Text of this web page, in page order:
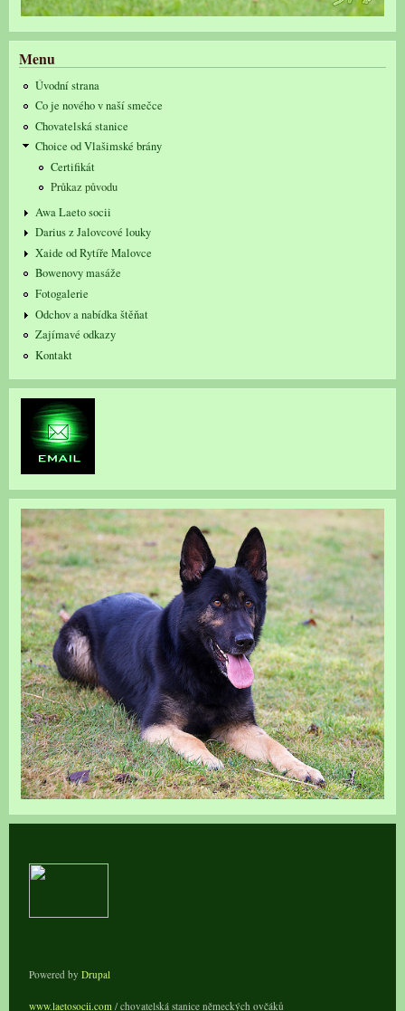
Menu
Úvodní strana
Co je nového v naší smečce
Chovatelská stanice
Choice od Vlašimské brány
Certifikát
Průkaz původu
Awa Laeto socii
Darius z Jalovcové louky
Xaide od Rytíře Malovce
Bowenovy masáže
Fotogalerie
Odchov a nabídka štěňat
Zajímavé odkazy
Kontakt
Powered by Drupal
www.laetosocii.com / chovatelská stanice německých ovčáků